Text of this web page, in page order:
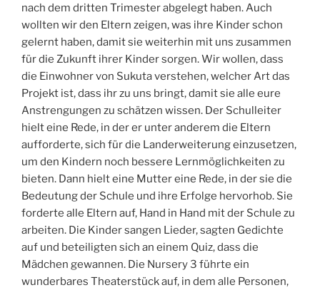
nach dem dritten Trimester abgelegt haben. Auch
wollten wir den Eltern zeigen, was ihre Kinder schon
gelernt haben, damit sie weiterhin mit uns zusammen
für die Zukunft ihrer Kinder sorgen. Wir wollen, dass
die Einwohner von Sukuta verstehen, welcher Art das
Projekt ist, dass ihr zu uns bringt, damit sie alle eure
Anstrengungen zu schätzen wissen. Der Schulleiter
hielt eine Rede, in der er unter anderem die Eltern
aufforderte, sich für die Landerweiterung einzusetzen,
um den Kindern noch bessere Lernmöglichkeiten zu
bieten. Dann hielt eine Mutter eine Rede, in der sie die
Bedeutung der Schule und ihre Erfolge hervorhob. Sie
forderte alle Eltern auf, Hand in Hand mit der Schule zu
arbeiten. Die Kinder sangen Lieder, sagten Gedichte
auf und beteiligten sich an einem Quiz, dass die
Mädchen gewannen. Die Nursery 3 führte ein
wunderbares Theaterstück auf, in dem alle Personen,